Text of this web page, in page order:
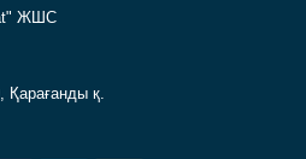
ЖШС
Қарағанды қ.